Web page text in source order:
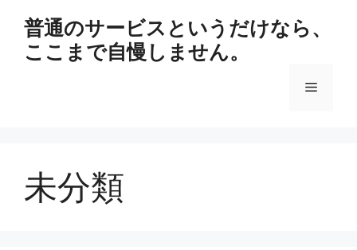
普通のサービスというだけなら、
ここまで自慢しません。
メ
未分類